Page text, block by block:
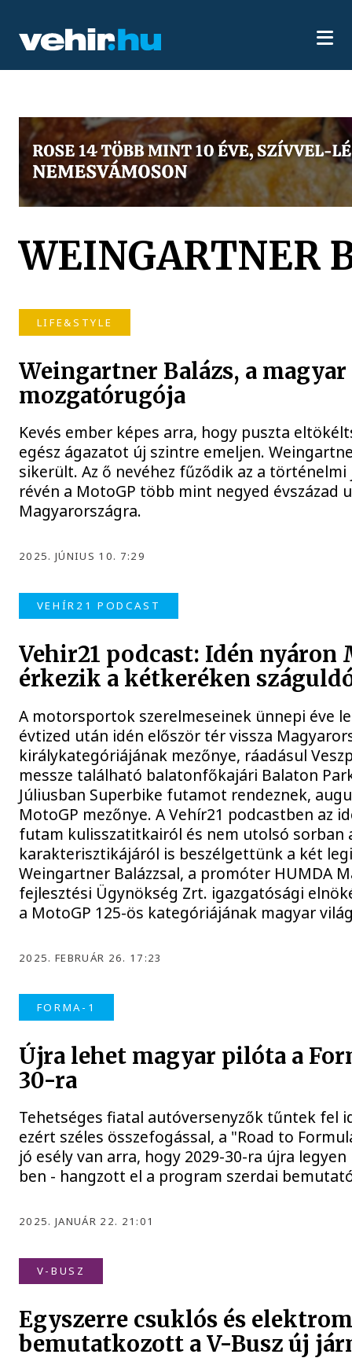
WEINGARTNER
LIFE&STYLE
Weingartner Balázs, a
mozgatórugója
Kevés ember képes arra, hogy puszta
egész ágazatot új szintre emeljen.
sikerült. Az ő nevéhez fűződik az a
révén a MotoGP több mint negyed évszázad
Magyarországra.
2025. JÚNIUS 10. 7:29
VEHÍR21 PODCAST
Vehir21 podcast: Idén nyáron
érkezik a kétkeréken
A motorsportok szerelmeseinek ünnepi éve
évtized után idén először tér vissza
királykategóriájának mezőnye, ráadásul
messze található balatonfőkajári Balaton
Júliusban Superbike futamot rendeznek,
MotoGP mezőnye. A Vehír21 podcastben az
futam kulisszatitkairól és nem utolsó sorban
karakterisztikájáról is beszélgettünk a két
Weingartner Balázzsal, a promóter HUMDA
fejlesztési Ügynökség Zrt. igazgatósági
a MotoGP 125-ös kategóriájának magyar
2025. FEBRUÁR 26. 17:23
FORMA-1
Újra lehet magyar pilóta a
30-ra
Tehetséges fiatal autóversenyzők tűntek fel
ezért széles összefogással, a "Road to
jó esély van arra, hogy 2029-30-ra újra
ben - hangzott el a program szerdai
2025. JANUÁR 22. 21:01
V-BUSZ
Egyszerre csuklós és
bemutatkozott a V-Busz új